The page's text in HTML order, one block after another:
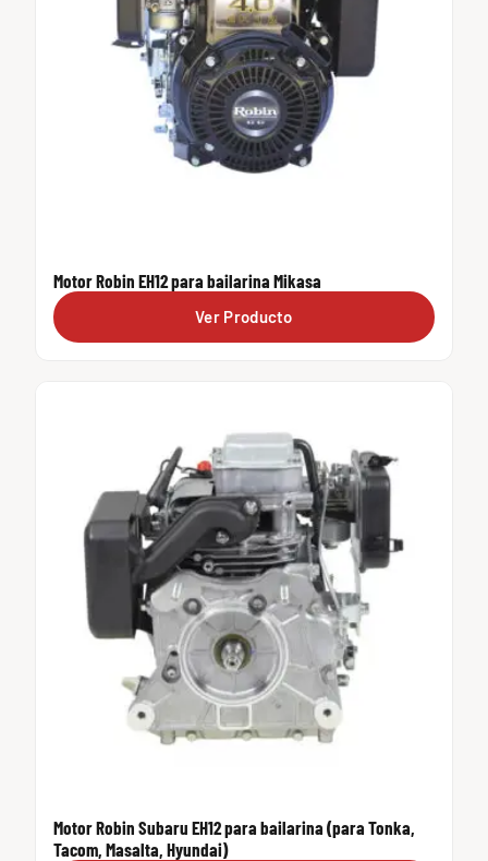
Motor Robin EH12 para bailarina Mikasa
Ver Producto
Motor Robin Subaru EH12 para bailarina (para Tonka,
Tacom, Masalta, Hyundai)